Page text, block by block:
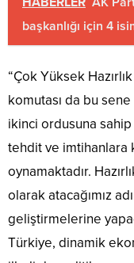
başkanlığı için 4
“Çok Yüksek
komutası da bu
ikinci ordusuna
tehdit ve imtihanlara
oynamaktadır.
olarak atacağımız
geliştirmelerine
Türkiye, dinamik